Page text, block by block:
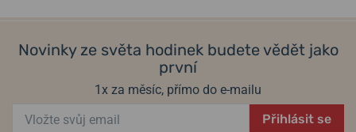
Populární modelové řady Seiko
Astron
Novinky ze světa hodinek budete vědět jako
první
1x za měsíc, přímo do e-mailu
Přihlásit se